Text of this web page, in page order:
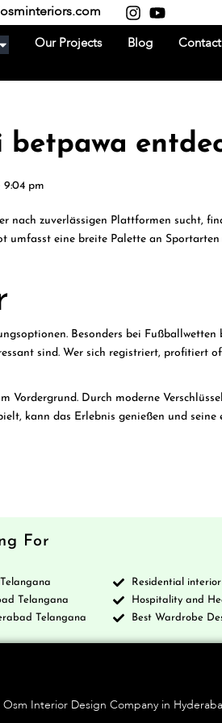
Our Projects Blog Contact
9:04 pm
nach zuverlässigen Plattformen sucht,
umfasst eine breite Palette an Sportarten
Besonders bei Fußballwetten
sind. Wer sich registriert, profitiert
Durch moderne
kann das Erlebnis genießen und seine
For
Telangana
Telangana
Residential
Hospitality and
Best Wardrobe
Osm Interior Design Company in